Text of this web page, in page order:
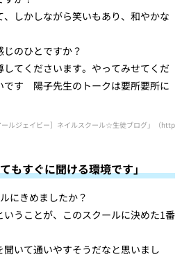
しかしながら笑いもあり、和やかな
のひとですか？
てくださいます。やってみせてくだ
です 陽子先生のトークは要所要所に
ールジェイビー］ネイルスクール☆生徒ブログ」（
もすぐに聞ける環境です」
にきめましたか？
うことが、このスクールに決めた1番
いて通いやすそうだなと思いまし